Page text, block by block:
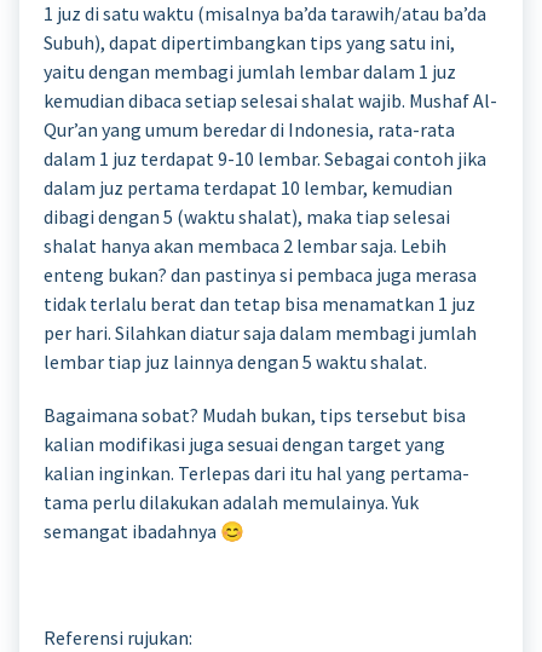
1 juz di satu waktu (misalnya ba’da tarawih/atau ba’da
Subuh), dapat dipertimbangkan tips yang satu ini,
yaitu dengan membagi jumlah lembar dalam 1 juz
kemudian dibaca setiap selesai shalat wajib. Mushaf Al-
Qur’an yang umum beredar di Indonesia, rata-rata
dalam 1 juz terdapat 9-10 lembar. Sebagai contoh jika
dalam juz pertama terdapat 10 lembar, kemudian
dibagi dengan 5 (waktu shalat), maka tiap selesai
shalat hanya akan membaca 2 lembar saja. Lebih
enteng bukan? dan pastinya si pembaca juga merasa
tidak terlalu berat dan tetap bisa menamatkan 1 juz
per hari. Silahkan diatur saja dalam membagi jumlah
lembar tiap juz lainnya dengan 5 waktu shalat.
Bagaimana sobat? Mudah bukan, tips tersebut bisa
kalian modifikasi juga sesuai dengan target yang
kalian inginkan. Terlepas dari itu hal yang pertama-
tama perlu dilakukan adalah memulainya. Yuk
semangat ibadahnya 😊
Referensi rujukan: